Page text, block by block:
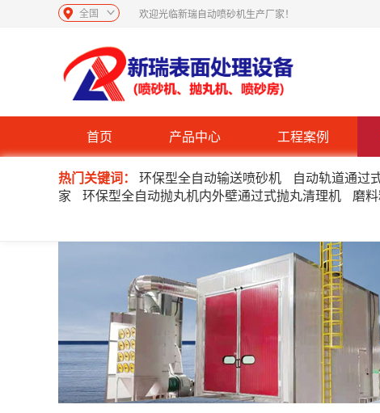
欢迎光临新瑞自动喷砂机生产厂家！
全国
首页 产品中心 工程案例
热门关键词： 环保型全自动输送喷砂机 自动轨道通过
家
环保型全自动抛丸机内外壁通过式抛丸清理机 磨